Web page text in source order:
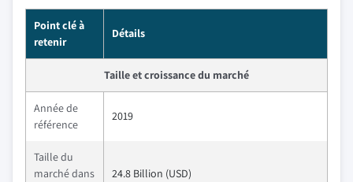
Point clé à
retenir
Détails
Taille et croissance du marché
Année de
référence
2019
Taille du
marché dans
24.8 Billion (USD)